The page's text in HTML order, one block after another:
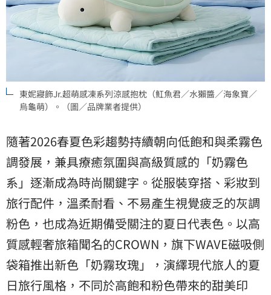
東妮寢飾Jr.超萌感凍系列涼感抱枕（魟魚君／水獺醬／海象寶／
烏龜萌）。（圖／品牌業者提供）
隨著2026春夏色彩趨勢持續朝向低飽和與柔霧色
調發展，兼具療癒氛圍與高級質感的「奶霧色
系」逐漸成為時尚關鍵字。從服裝穿搭、彩妝到
旅行配件，溫柔耐看、不易產生視覺疲乏的灰調
粉色，也成為近期備受關注的夏日代表色。以高
質感輕奢旅箱聞名的CROWN，旗下WAVE磁吸側
袋箱推出新色「奶霧玫瑰」，演繹現代旅人的夏
日旅行風格，不同於高飽和粉色帶來的甜美印